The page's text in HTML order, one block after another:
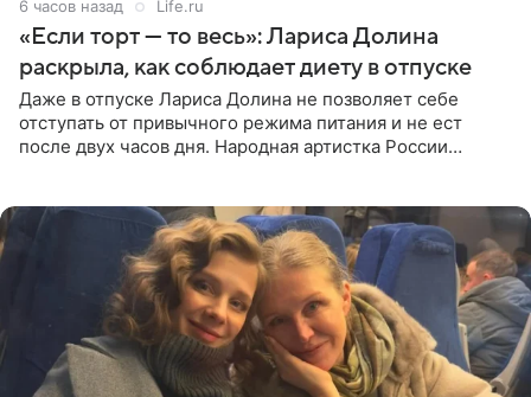
6 часов назад Life.ru
«Если торт — то весь»: Лариса Долина
раскрыла, как соблюдает диету в отпуске
Даже в отпуске Лариса Долина не позволяет себе
отступать от привычного режима питания и не ест
после двух часов дня. Народная артистка России